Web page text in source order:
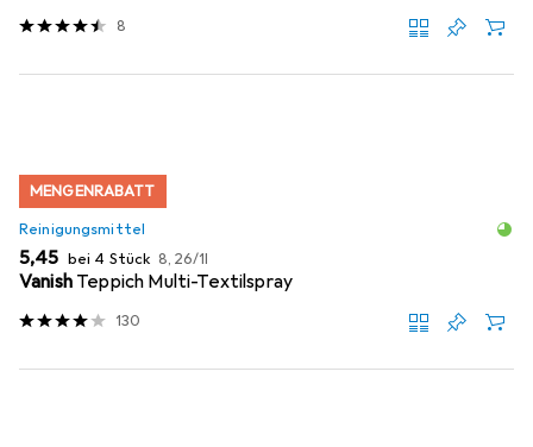
8
MENGENRABATT
Reinigungsmittel
EUR
5,45 bei 4 Stück EUR
8,26/1l
Vanish Teppich Multi-Textilspray
130